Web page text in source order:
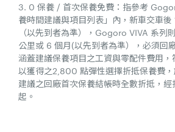
3. 0 保養 / 首次保養免費：指參考
養時間建議與項目列表」內，新車交車
（以先到者為準），Gogoro VIVA 系列
公里或 6 個月(以先到者為準），必須回
涵蓋建議保養項目之工資與零配件費用
以獲得之2,800 點彈性選擇折抵保養費
建議之回廠首次保養結帳時全數折抵，
起。